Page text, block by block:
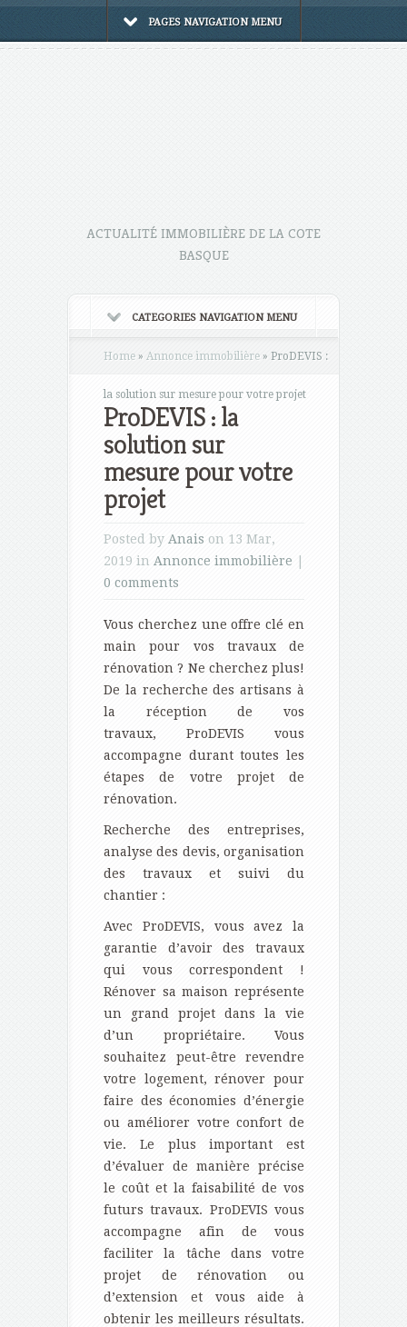
PAGES NAVIGATION MENU
ACTUALITÉ IMMOBILIÈRE DE LA COTE
BASQUE
CATEGORIES NAVIGATION MENU
Home » Annonce immobilière » ProDEVIS :
la solution sur mesure pour votre projet
ProDEVIS : la
solution sur
mesure pour votre
projet
Posted by Anais on 13 Mar,
2019 in Annonce immobilière
0 comments
Vous cherchez une offre clé en
main pour vos travaux de
rénovation ? Ne cherchez plus!
De la recherche des artisans à
la réception de vos
travaux, ProDEVIS vous
accompagne durant toutes les
étapes de votre projet de
rénovation.
Recherche des entreprises,
analyse des devis, organisation
des travaux et suivi du
chantier :
Avec ProDEVIS, vous avez la
garantie d’avoir des travaux
qui vous correspondent !
Rénover sa maison représente
un grand projet dans la vie
d’un propriétaire. Vous
souhaitez peut-être revendre
votre logement, rénover pour
faire des économies d’énergie
ou améliorer votre confort de
vie. Le plus important est
d’évaluer de manière précise
le coût et la faisabilité de vos
futurs travaux. ProDEVIS vous
accompagne afin de vous
faciliter la tâche dans votre
projet de rénovation ou
d’extension et vous aide à
obtenir les meilleurs résultats.